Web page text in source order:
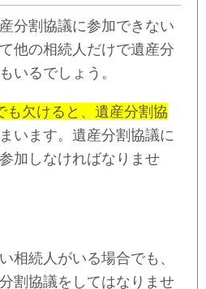
分割協議に参加できない
他の相続人だけで遺産分
いるでしょう。
も欠けると、遺産分割協
います。遺産分割協議に
加しなければなりませ
相続人がいる場合でも、
割協議をしてはなりませ